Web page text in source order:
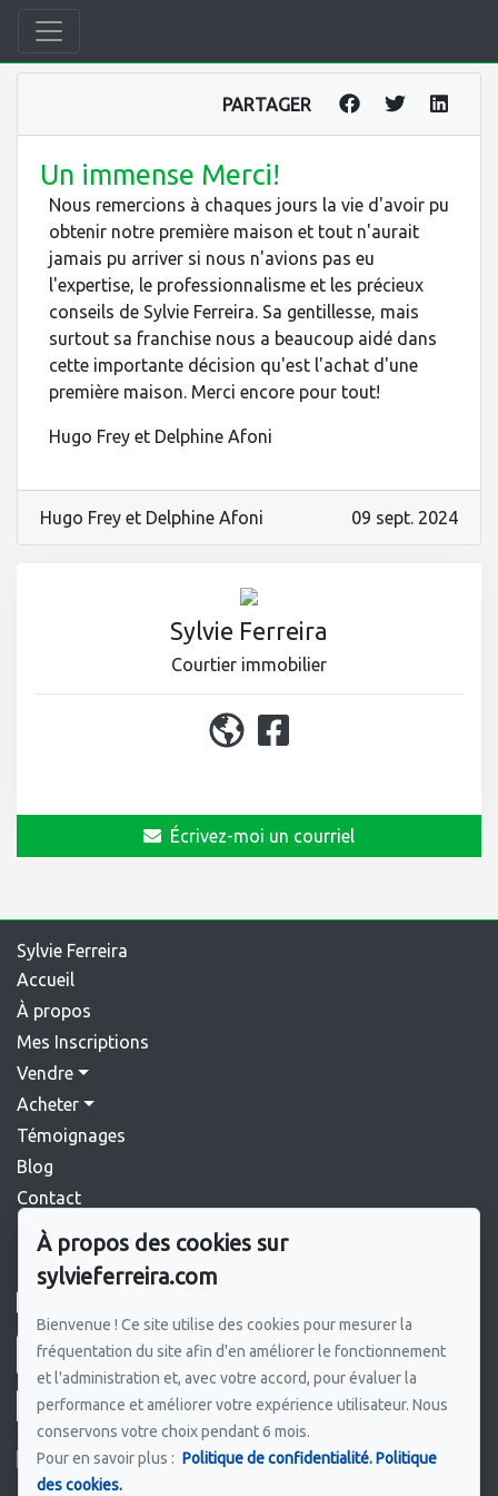
PARTAGER
Un immense Merci!
Nous remercions à chaques jours la vie d'avoir pu
obtenir notre première maison et tout n'aurait
jamais pu arriver si nous n'avions pas eu
l'expertise, le professionnalisme et les précieux
conseils de Sylvie Ferreira. Sa gentillesse, mais
surtout sa franchise nous a beaucoup aidé dans
cette importante décision qu'est l'achat d'une
première maison. Merci encore pour tout!
Hugo Frey et Delphine Afoni
Hugo Frey et Delphine Afoni 09 sept. 2024
Sylvie Ferreira
Courtier immobilier
Écrivez-moi un courriel
Sylvie Ferreira
Accueil
À propos
Mes Inscriptions
Vendre
Acheter
Témoignages
Blog
Contact
Pour me joindre
GROUPE SUTTON SYNERGIE INC.
Écrivez-moi un courriel
À propos des cookies sur
sylvieferreira.com
Bienvenue ! Ce site utilise des cookies pour mesurer la
fréquentation du site afin d'en améliorer le fonctionnement
et l'administration et, avec votre accord, pour évaluer la
performance et améliorer votre expérience utilisateur. Nous
conservons votre choix pendant 6 mois.
Pour en savoir plus : Politique de confidentialité.Politique
des cookies.